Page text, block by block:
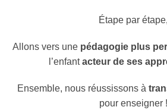
Étape par étape,
Allons vers une pédagogie plus
l’enfantacteur de ses
Ensemble, nous réussissons à
pour enseigner !